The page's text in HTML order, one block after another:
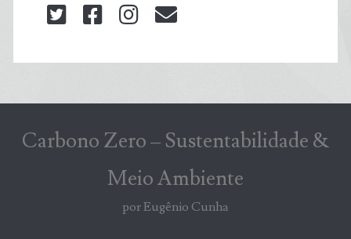
twitterfacebookinstagram
Carbono Zero – Sustentabilidade &
Meio Ambiente
por Eugênio Cunha